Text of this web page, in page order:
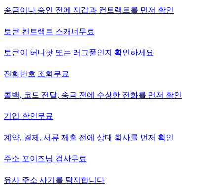
송금이나 승인 전에 지갑과 컨트랙트를 먼저 확인
토큰 컨트랙트 스캐너 무료
토큰이 허니팟 또는 러그풀인지 확인하세요
전화번호 조회 무료
콜백, 코드 전달, 송금 전에 수상한 전화를 먼저 확인
기업 확인무료
계약, 결제, 서류 제출 전에 상대 회사를 먼저 확인
주소 포이즈닝 검사무료
유사 주소 사기를 탐지합니다